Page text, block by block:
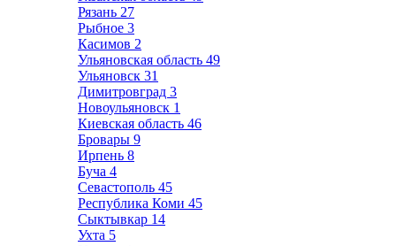
Рязань 27
Рыбное 3
Касимов 2
Ульяновская область 49
Ульяновск 31
Димитровград 3
Новоульяновск 1
Киевская область 46
Бровары 9
Ирпень 8
Буча 4
Севастополь 45
Республика Коми 45
Сыктывкар 14
Ухта 5